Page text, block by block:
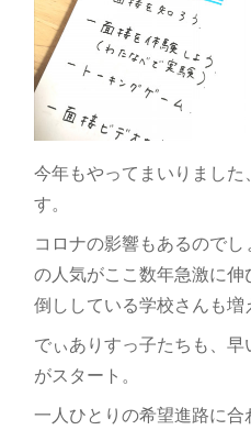
今年もやってまいりまし
す。
コロナの影響もあるので
の人気がここ数年急激に
倒ししている学校さんも増
でぃありすっ子たちも、
がスタート。
一人ひとりの希望進路に